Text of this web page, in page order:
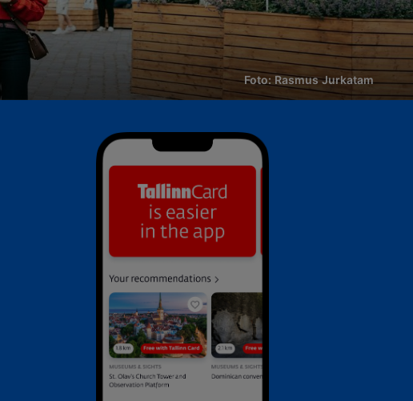
Foto: Rasmus Jurkatam